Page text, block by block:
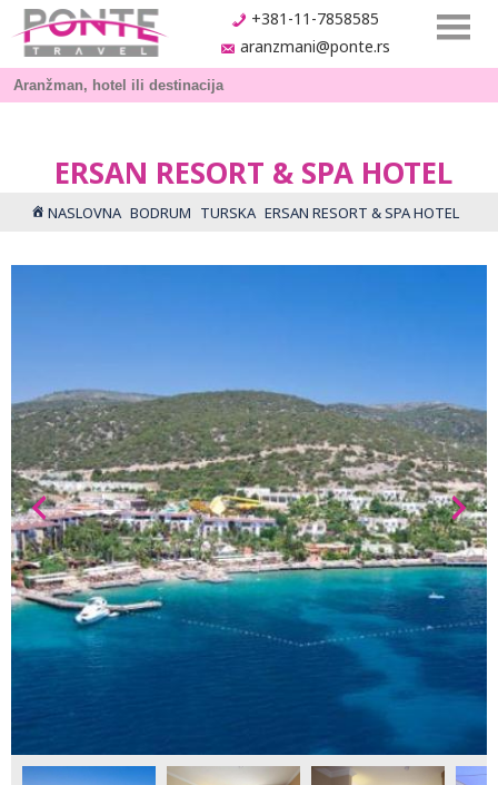
+381-11-7858585
aranzmani@ponte.rs
ERSAN RESORT & SPA HOTEL
NASLOVNA BODRUM TURSKA ERSAN RESORT & SPA HOTEL